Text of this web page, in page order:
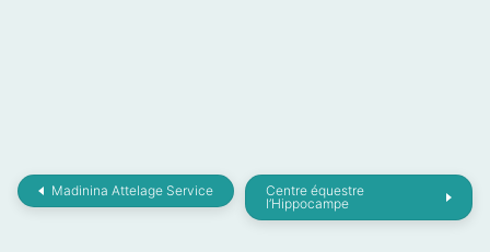
Madinina Attelage Service
Centre équestre
l’Hippocampe